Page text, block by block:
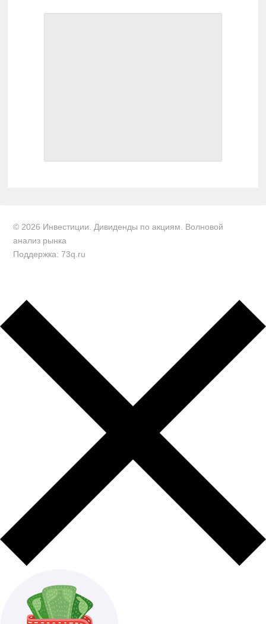
© 2026 Инвестиции. Дивиденды по акциям. Волновой
анализ рынка
Поддержка: 73q.ru